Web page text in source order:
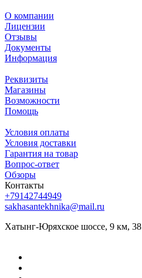
О компании
Лицензии
Отзывы
Документы
Информация
Реквизиты
Магазины
Возможности
Помощь
Условия оплаты
Условия доставки
Гарантия на товар
Вопрос-ответ
Обзоры
Контакты
+79142744949
sakhasantekhnika@mail.ru
Хатынг-Юряхское шоссе, 9 км, 38